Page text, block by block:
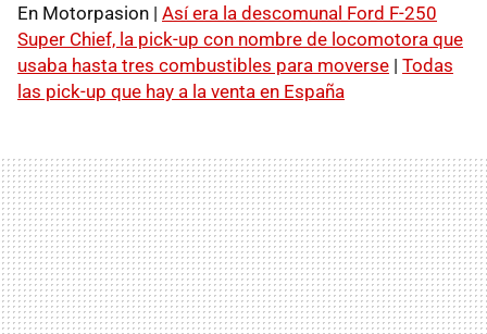
En Motorpasion | Así era la descomunal Ford F-250
Super Chief, la pick-up con nombre de locomotora que
usaba hasta tres combustibles para moverse | Todas
las pick-up que hay a la venta en España